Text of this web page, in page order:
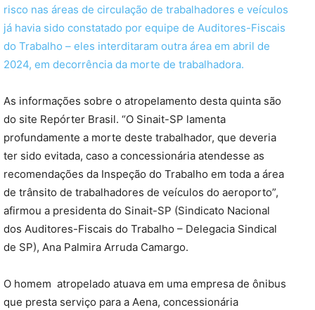
risco nas áreas de circulação de trabalhadores e veículos
já havia sido constatado por equipe de Auditores-Fiscais
do Trabalho – eles interditaram outra área em abril de
2024, em decorrência da morte de trabalhadora.
As informações sobre o atropelamento desta quinta são
do site Repórter Brasil. “O Sinait-SP lamenta
profundamente a morte deste trabalhador, que deveria
ter sido evitada, caso a concessionária atendesse as
recomendações da Inspeção do Trabalho em toda a área
de trânsito de trabalhadores de veículos do aeroporto”,
afirmou a presidenta do Sinait-SP (Sindicato Nacional
dos Auditores-Fiscais do Trabalho – Delegacia Sindical
de SP), Ana Palmira Arruda Camargo.
O homem atropelado atuava em uma empresa de ônibus
que presta serviço para a Aena, concessionária